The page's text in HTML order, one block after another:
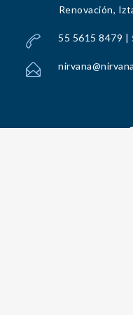
Renovación,
55 5615 8479 |